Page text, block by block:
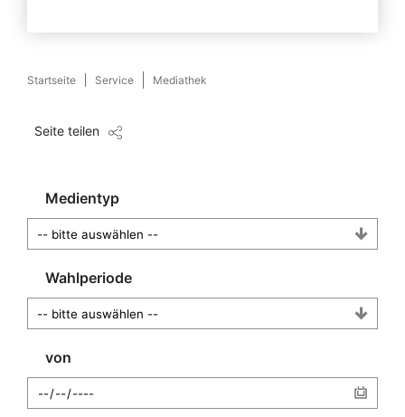
Startseite Service Mediathek
Seite teilen
Medientyp
Wahlperiode
von